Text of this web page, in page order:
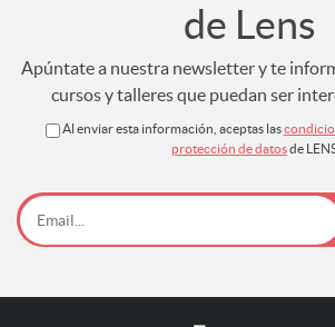
de Lens
Apúntate a nuestra newsletter y te
cursos y talleres que puedan ser
Al enviar esta información, aceptas las
protección de datosde